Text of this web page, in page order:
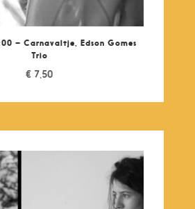
– Carnavaltje, Edson Gomes
Trio
€ 7,50